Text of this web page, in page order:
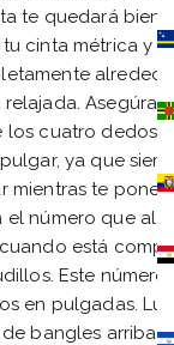
te quedará bien.
tu cinta métrica y
relajada.
los cuatro dedos
ya que
mientras te pones
el número que
está
Este
en pulgadas.
bangles arriba